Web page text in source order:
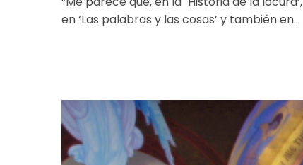
en ‘Las palabras y las cosas’ y también en